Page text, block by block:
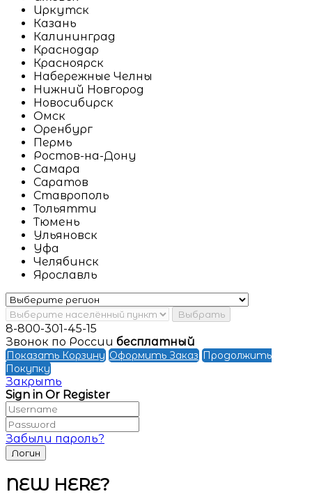
Иркутск
Казань
Калининград
Краснодар
Красноярск
Набережные Челны
Нижний Новгород
Новосибирск
Омск
Оренбург
Пермь
Ростов-на-Дону
Самара
Саратов
Ставрополь
Тольятти
Тюмень
Ульяновск
Уфа
Челябинск
Ярославль
Выбрать
8-800-301-45-15
Звонок по России бесплатный
Показать Корзину Оформить Заказ Продолжить
Покупку
Закрыть
Sign in Or Register
Забыли пароль?
NEW HERE?